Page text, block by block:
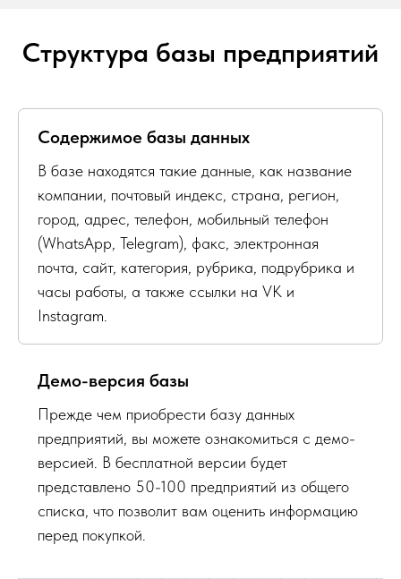
Структура базы предприятий
Содержимое базы данных
В базе находятся такие данные, как название
компании, почтовый индекс, страна, регион,
город, адрес, телефон, мобильный телефон
(WhatsApp, Telegram), факс, электронная
почта, сайт, категория, рубрика, подрубрика и
часы работы, а также ссылки на VK и
Instagram.
Демо-версия базы
Прежде чем приобрести базу данных
предприятий, вы можете ознакомиться с демо-
версией. В бесплатной версии будет
представлено 50-100 предприятий из общего
списка, что позволит вам оценить информацию
перед покупкой.